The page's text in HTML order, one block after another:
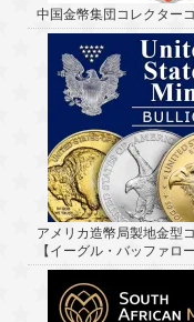
中国金幣集団コレクター
アメリカ造幣局製地金型
【イーグル・バッファロー